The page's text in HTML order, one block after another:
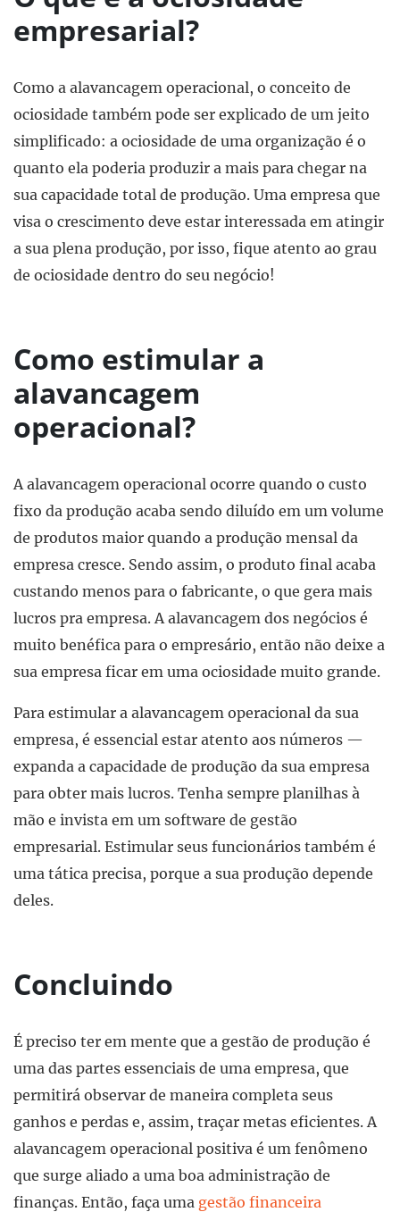
empresarial?
Como a alavancagem operacional, o conceito de
ociosidade também pode ser explicado de um jeito
simplificado: a ociosidade de uma organização é o
quanto ela poderia produzir a mais para chegar na
sua capacidade total de produção. Uma empresa que
visa o crescimento deve estar interessada em atingir
a sua plena produção, por isso, fique atento ao grau
de ociosidade dentro do seu negócio!
Como estimular a
alavancagem
operacional?
A alavancagem operacional ocorre quando o custo
fixo da produção acaba sendo diluído em um volume
de produtos maior quando a produção mensal da
empresa cresce. Sendo assim, o produto final acaba
custando menos para o fabricante, o que gera mais
lucros pra empresa. A alavancagem dos negócios é
muito benéfica para o empresário, então não deixe a
sua empresa ficar em uma ociosidade muito grande.
Para estimular a alavancagem operacional da sua
empresa, é essencial estar atento aos números —
expanda a capacidade de produção da sua empresa
para obter mais lucros. Tenha sempre planilhas à
mão e invista em um software de gestão
empresarial. Estimular seus funcionários também é
uma tática precisa, porque a sua produção depende
deles.
Concluindo
É preciso ter em mente que a gestão de produção é
uma das partes essenciais de uma empresa, que
permitirá observar de maneira completa seus
ganhos e perdas e, assim, traçar metas eficientes. A
alavancagem operacional positiva é um fenômeno
que surge aliado a uma boa administração de
finanças. Então, faça uma gestão financeira